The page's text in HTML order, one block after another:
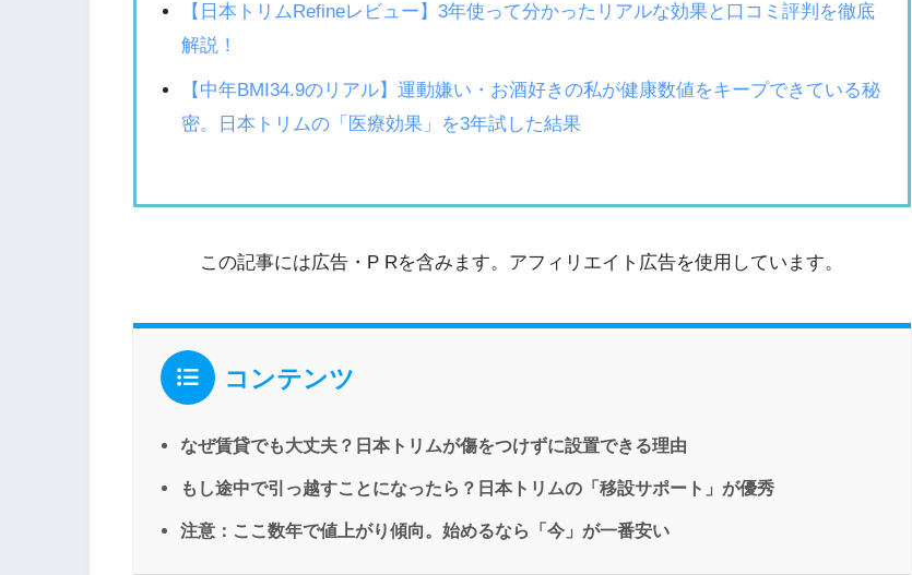
【日本トリムRefineレビュー】3年使って分かったリアルな効果と口コミ評判を徹底
解説！
【中年BMI34.9のリアル】運動嫌い・お酒好きの私が健康数値をキープできている秘
密。日本トリムの「医療効果」を3年試した結果
この記事には広告・P Rを含みます。アフィリエイト広告を使用しています。
コンテンツ
なぜ賃貸でも大丈夫？日本トリムが傷をつけずに設置できる理由
もし途中で引っ越すことになったら？日本トリムの「移設サポート」が優秀
注意：ここ数年で値上がり傾向。始めるなら「今」が一番安い